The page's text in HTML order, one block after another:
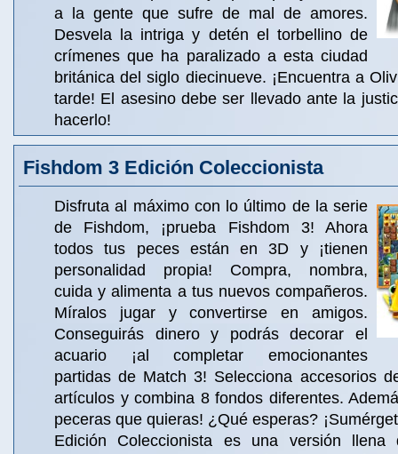
a la gente que sufre de mal de amores.
Desvela la intriga y detén el torbellino de
crímenes que ha paralizado a esta ciudad
británica del siglo diecinueve. ¡Encuentra a
tarde! El asesino debe ser llevado ante la
hacerlo!
Fishdom 3 Edición Coleccionista
Disfruta al máximo con lo último de la serie
de Fishdom, ¡prueba Fishdom 3! Ahora
todos tus peces están en 3D y ¡tienen
personalidad propia! Compra, nombra,
cuida y alimenta a tus nuevos compañeros.
Míralos jugar y convertirse en amigos.
Conseguirás dinero y podrás decorar el
acuario ¡al completar emocionantes
partidas de Match 3! Selecciona accesorios
artículos y combina 8 fondos diferentes.
peceras que quieras! ¿Qué esperas?
Edición Coleccionista es una versión llena